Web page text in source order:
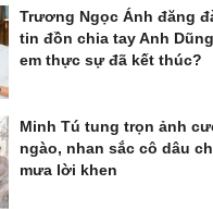
Trương Ngọc Ánh đăng
tin đồn chia tay Anh
em thực sự đã kết thúc?
Minh Tú tung trọn ảnh
ngào, nhan sắc cô dâu
mưa lời khen